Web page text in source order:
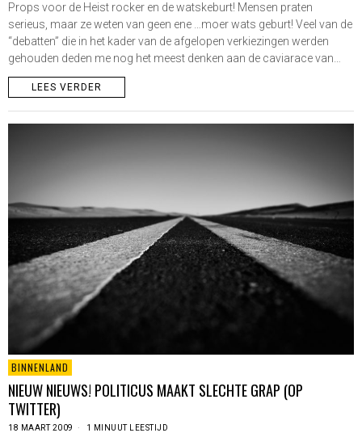
Props voor de Heist rocker en de watskeburt! Mensen praten
serieus, maar ze weten van geen ene …moer wats geburt! Veel van de
“debatten” die in het kader van de afgelopen verkiezingen werden
gehouden deden me nog het meest denken aan de caviarace van…
LEES VERDER
BINNENLAND
NIEUW NIEUWS! POLITICUS MAAKT SLECHTE GRAP (OP
TWITTER)
18 MAART 2009 1 MINUUT LEESTIJD